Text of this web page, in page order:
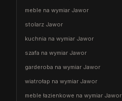
meble na wymiar Jawor
stolarz Jawor
kuchnia na wymiar Jawor
szafa na wymiar Jawor
garderoba na wymiar Jawor
wiatrołap na wymiar Jawor
meble łazienkowe na wymiar Jawor